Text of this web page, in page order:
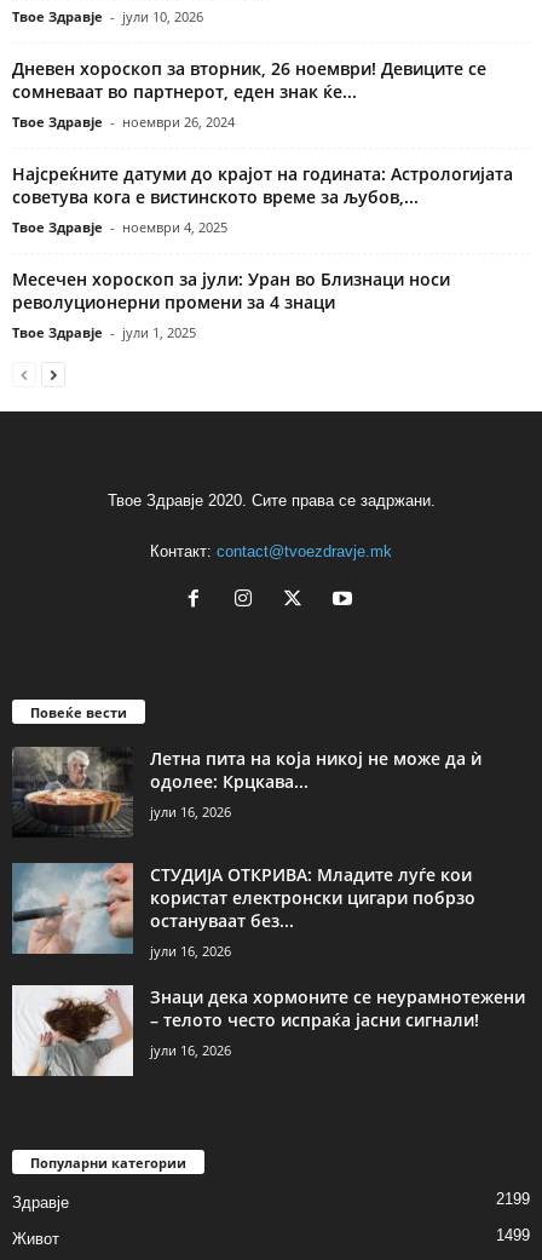
Твое Здравје - јули 10, 2026
Дневен хороскоп за вторник, 26 ноември! Девиците се
сомневаат во партнерот, еден знак ќе...
Твое Здравје - ноември 26, 2024
Најсреќните датуми до крајот на годината: Астрологијата
советува кога е вистинското време за љубов,...
Твое Здравје - ноември 4, 2025
Месечен хороскоп за јули: Уран во Близнаци носи
револуционерни промени за 4 знаци
Твое Здравје - јули 1, 2025
Твое Здравје 2020. Сите права се задржани.
Контакт: contact@tvoezdravje.mk
Повеќе вести
Летна пита на која никој не може да ѝ
одолее: Крцкава...
јули 16, 2026
СТУДИЈА ОТКРИВА: Младите луѓе кои
користат електронски цигари побрзо
остануваат без...
јули 16, 2026
Знаци дека хормоните се неурамнотежени
– телото често испраќа јасни сигнали!
јули 16, 2026
Популарни категории
Здравје 2199
Живот 1499